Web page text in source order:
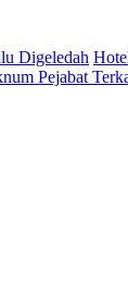
Digeledah
Pejabat